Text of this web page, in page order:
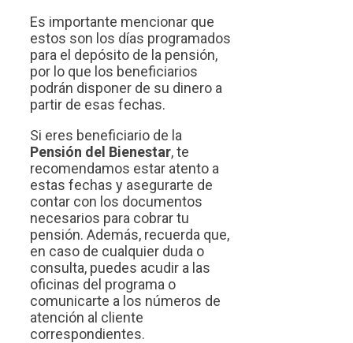
Es importante mencionar que
estos son los días programados
para el depósito de la pensión,
por lo que los beneficiarios
podrán disponer de su dinero a
partir de esas fechas.
Si eres beneficiario de la
Pensión del Bienestar, te
recomendamos estar atento a
estas fechas y asegurarte de
contar con los documentos
necesarios para cobrar tu
pensión. Además, recuerda que,
en caso de cualquier duda o
consulta, puedes acudir a las
oficinas del programa o
comunicarte a los números de
atención al cliente
correspondientes.